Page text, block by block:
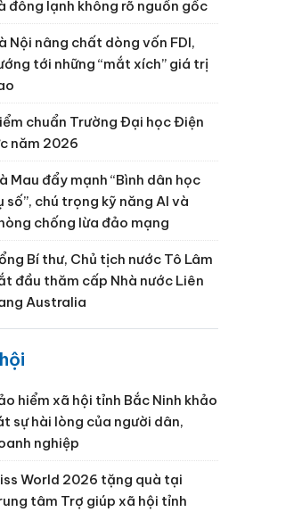
đông lạnh không rõ nguồn gốc
Nội nâng chất dòng vốn FDI,
tới những “mắt xích” giá trị
chuẩn Trường Đại học Điện
năm 2026
Mau đẩy mạnh “Bình dân học
số”, chú trọng kỹ năng AI và
chống lừa đảo mạng
Bí thư, Chủ tịch nước Tô Lâm
đầu thăm cấp Nhà nước Liên
Australia
hiểm xã hội tỉnh Bắc Ninh khảo
sự hài lòng của người dân,
nghiệp
World 2026 tặng quà tại
tâm Trợ giúp xã hội tỉnh